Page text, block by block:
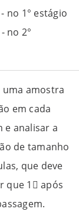
no 1° estágio
no 2°
uma amostra
em cada
e analisar a
de tamanho
que deve
que 1 após